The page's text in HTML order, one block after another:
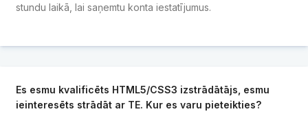
stundu laikā, lai saņemtu konta iestatījumus.
Es esmu kvalificēts HTML5/CSS3 izstrādātājs, esmu
ieinteresēts strādāt ar TE. Kur es varu pieteikties?